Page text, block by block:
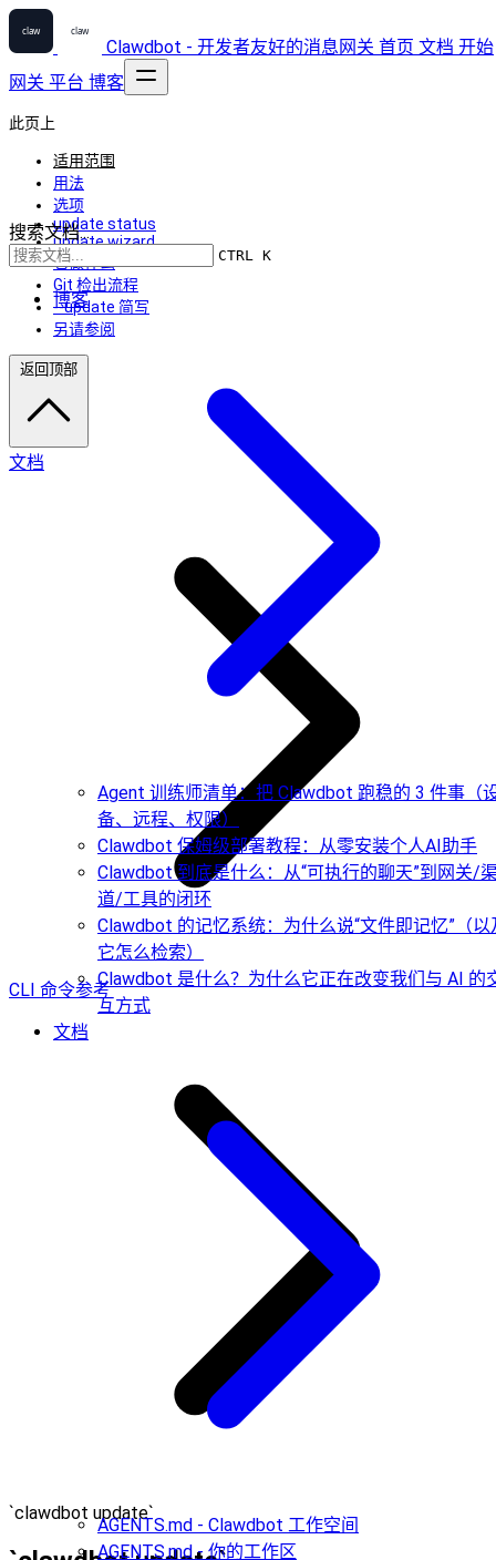
Clawdbot - 开发者友好的消息网关 首页 文档 开始
网关 平台 博客
搜索文档...
CTRL K
博客
Agent 训练师清单：把 Clawdbot 跑稳的 3 件事（
备、远程、权限）
Clawdbot 保姆级部署教程：从零安装个人AI助手
Clawdbot 到底是什么：从“可执行的聊天”到网关/
道/工具的闭环
Clawdbot 的记忆系统：为什么说“文件即记忆”（以
它怎么检索）
Clawdbot 是什么？为什么它正在改变我们与 AI 的
互方式
文档
AGENTS.md - Clawdbot 工作空间
AGENTS.md - 你的工作区
此页上
适用范围
用法
选项
update status
update wizard
它做什么
Git 检出流程
--update 简写
另请参阅
返回顶部
文档
CLI 命令参考
`clawdbot update`